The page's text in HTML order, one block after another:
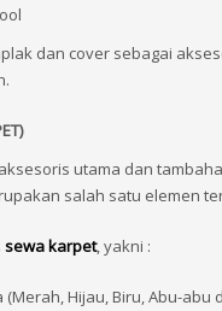
dan cover sebagai
utama dan
salah satu elemen
sewa karpet, yakni :
(Merah, Hijau, Biru, Abu-abu